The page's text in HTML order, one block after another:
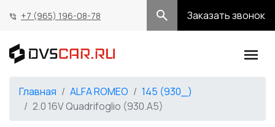
+7 (965) 196-08-78 Заказать звонок
Главная ALFA ROMEO
145 (930_)
2.0 16V Quadrifoglio (930.A5)